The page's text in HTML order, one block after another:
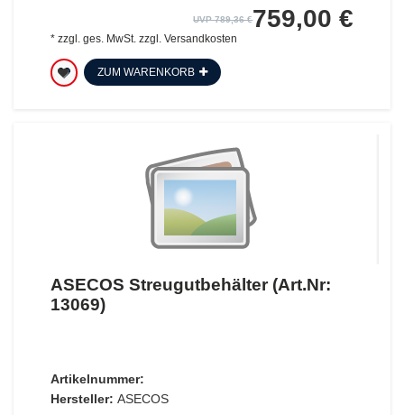
UVP 789,36 €759,00 €
* zzgl. ges. MwSt.zzgl. Versandkosten
ZUM WARENKORB
ASECOS Streugutbehälter (Art.Nr:
13069)
Artikelnummer:
Hersteller: ASECOS